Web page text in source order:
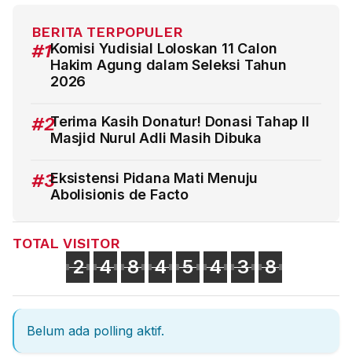
BERITA TERPOPULER
#1Komisi Yudisial Loloskan 11 Calon
Hakim Agung dalam Seleksi Tahun
2026
#2Terima Kasih Donatur! Donasi Tahap II
Masjid Nurul Adli Masih Dibuka
#3Eksistensi Pidana Mati Menuju
Abolisionis de Facto
TOTAL VISITOR
2 4 8 4 5 4 3 8
Belum ada polling aktif.